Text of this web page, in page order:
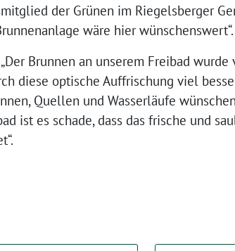
der Grünen im Riegelsberger
wäre hier wünschenswert“.
Brunnen an unserem Freibad
diese optische Auffrischung viel
Quellen und Wasserläufe
ist es schade, dass das frische und